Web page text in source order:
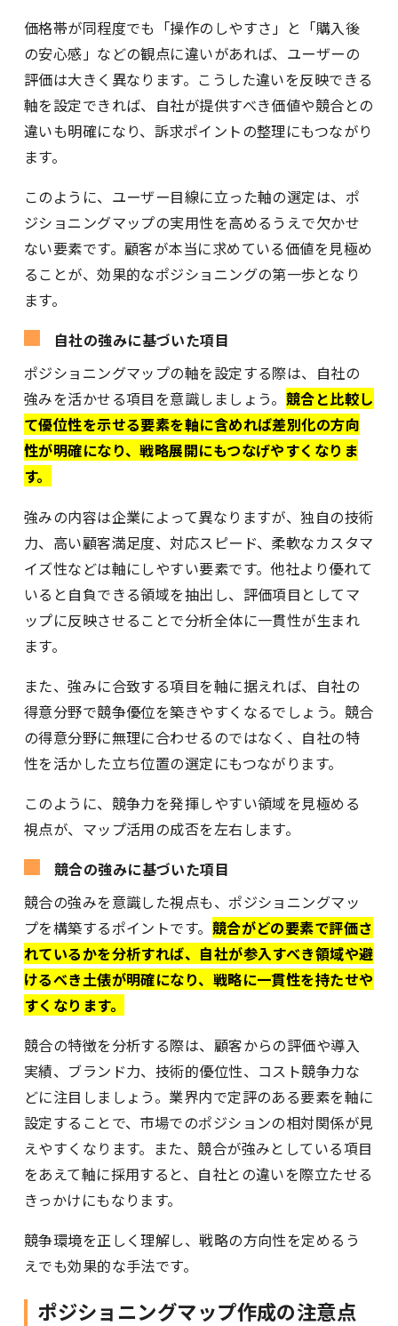
価格帯が同程度でも「操作のしやすさ」と「購入後
の安心感」などの観点に違いがあれば、ユーザーの
評価は大きく異なります。こうした違いを反映できる
軸を設定できれば、自社が提供すべき価値や競合との
違いも明確になり、訴求ポイントの整理にもつながり
ます。
このように、ユーザー目線に立った軸の選定は、ポ
ジショニングマップの実用性を高めるうえで欠かせ
ない要素です。顧客が本当に求めている価値を見極め
ることが、効果的なポジショニングの第一歩となり
ます。
自社の強みに基づいた項目
ポジショニングマップの軸を設定する際は、自社の
強みを活かせる項目を意識しましょう。 競合と比較し
て優位性を示せる要素を軸に含めれば差別化の方向
性が明確になり、戦略展開にもつなげやすくなりま
す。
強みの内容は企業によって異なりますが、独自の技術
力、高い顧客満足度、対応スピード、柔軟なカスタマ
イズ性などは軸にしやすい要素です。他社より優れて
いると自負できる領域を抽出し、評価項目としてマ
ップに反映させることで分析全体に一貫性が生まれ
ます。
また、強みに合致する項目を軸に据えれば、自社の
得意分野で競争優位を築きやすくなるでしょう。競合
の得意分野に無理に合わせるのではなく、自社の特
性を活かした立ち位置の選定にもつながります。
このように、競争力を発揮しやすい領域を見極める
視点が、マップ活用の成否を左右します。
競合の強みに基づいた項目
競合の強みを意識した視点も、ポジショニングマッ
プを構築するポイントです。 競合がどの要素で評価さ
れているかを分析すれば、自社が参入すべき領域や避
けるべき土俵が明確になり、戦略に一貫性を持たせや
すくなります。
競合の特徴を分析する際は、顧客からの評価や導入
実績、ブランド力、技術的優位性、コスト競争力な
どに注目しましょう。業界内で定評のある要素を軸に
設定することで、市場でのポジションの相対関係が見
えやすくなります。また、競合が強みとしている項目
をあえて軸に採用すると、自社との違いを際立たせる
きっかけにもなります。
競争環境を正しく理解し、戦略の方向性を定めるう
えでも効果的な手法です。
ポジショニングマップ作成の注意点